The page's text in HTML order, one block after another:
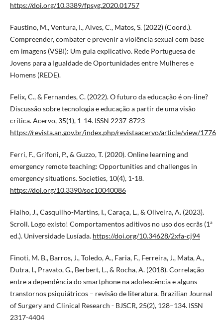
https://doi.org/10.3389/fpsyg.2020.01757
Faustino, M., Ventura, I., Alves, C., Matos, S. (2022) (Coord.).
Compreender, combater e prevenir a violência sexual com base
em imagens (VSBI): Um guia explicativo. Rede Portuguesa de
Jovens para a Igualdade de Oportunidades entre Mulheres e
Homens (REDE).
Felix, C., & Fernandes, C. (2022). O futuro da educação é on-line?
Discussão sobre tecnologia e educação a partir de uma visão
crítica. Acervo, 35(1), 1-14. ISSN 2237-8723
https://revista.an.gov.br/index.php/revistaacervo/article/view/1776
Ferri, F., Grifoni, P., & Guzzo, T. (2020). Online learning and
emergency remote teaching: Opportunities and challenges in
emergency situations. Societies, 10(4), 1-18.
https://doi.org/10.3390/soc10040086
Fialho, J., Casquilho-Martins, I., Caraça, L., & Oliveira, A. (2023).
Scroll. Logo existo! Comportamentos aditivos no uso dos ecrãs (1ª
ed.). Universidade Lusíada. https://doi.org/10.34628/2xfa-cj94
Finoti, M. B., Barros, J., Toledo, A., Faria, F., Ferreira, J., Mata, A.,
Dutra, I., Pravato, G., Berbert, L., & Rocha, A. (2018). Correlação
entre a dependência do smartphone na adolescência e alguns
transtornos psiquiátricos – revisão de literatura. Brazilian Journal
of Surgery and Clinical Research - BJSCR, 25(2), 128–134. ISSN
2317-4404